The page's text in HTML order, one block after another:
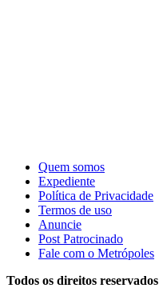
Quem somos
Expediente
Política de Privacidade
Termos de uso
Anuncie
Post Patrocinado
Fale com o Metrópoles
Todos os direitos reservados